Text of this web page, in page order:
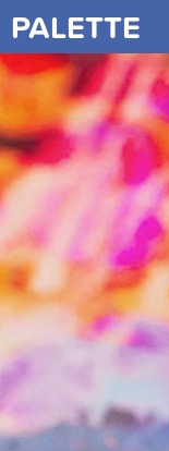
PALETTE